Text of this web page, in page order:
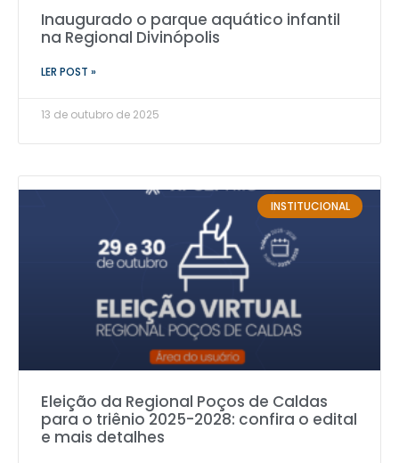
Inaugurado o parque aquático infantil
na Regional Divinópolis
LER POST »
13 de outubro de 2025
INSTITUCIONAL
Eleição da Regional Poços de Caldas
para o triênio 2025-2028: confira o edital
e mais detalhes